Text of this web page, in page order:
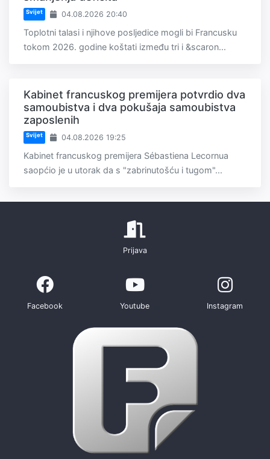
Svijet 04.08.2026 20:40
Toplotni talasi i njihove posljedice mogli bi Francusku
tokom 2026. godine koštati između tri i &scaron...
Kabinet francuskog premijera potvrdio dva
samoubistva i dva pokušaja samoubistva
zaposlenih
Svijet 04.08.2026 19:25
Kabinet francuskog premijera Sébastiena Lecornua
saopćio je u utorak da s "zabrinutošću i tugom"...
Prijava
Facebook Youtube Instagram